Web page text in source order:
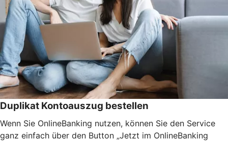
Duplikat Kontoauszug bestellen
Wenn Sie OnlineBanking nutzen, können Sie den Service
ganz einfach über den Button „Jetzt im OnlineBanking